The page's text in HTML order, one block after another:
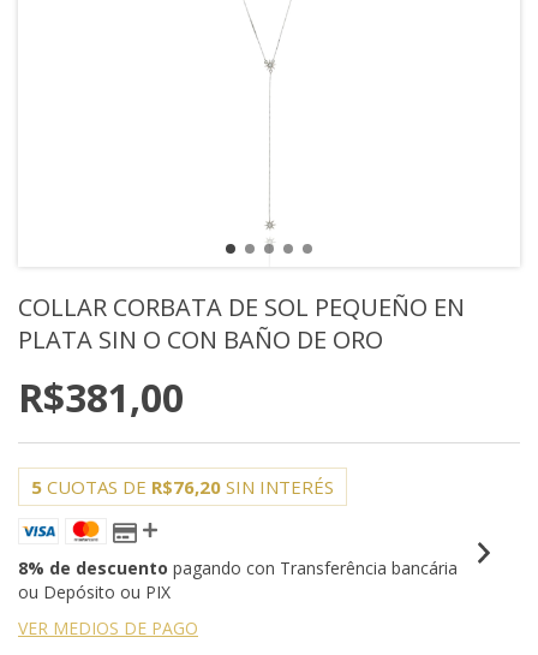
COLLAR CORBATA DE SOL PEQUEÑO EN
PLATA SIN O CON BAÑO DE ORO
R$381,00
5 CUOTAS DE R$76,20 SIN INTERÉS
8% de descuento pagando con Transferência bancária
ou Depósito ou PIX
VER MEDIOS DE PAGO